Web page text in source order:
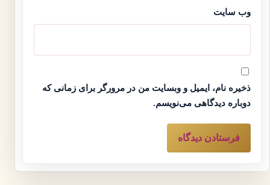
وب‌ سایت
ذخیره نام، ایمیل و وبسایت من در مرورگر برای زمانی که
دوباره دیدگاهی می‌نویسم.